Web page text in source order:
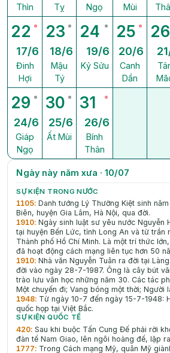
Thìn
Tỵ
Ngọ
Mùi
22
17/6
Đinh
Hợi
23
18/6
Mậu
Tý
24
19/6
Kỷ Sửu
25
20/6
Canh
Dần
26
29
24/6
Giáp
Ngọ
30
25/6
Ất Mùi
31
26/6
Bính
Thân
Ngày này năm xưa · 10/07
SỰ KIỆN TRONG NƯỚC
1105:Danh tướng Lý Thường Kiệt sinh
Biên, huyện Gia Lâm, Hà Nội, qua đời.
1910:Ngày sinh luật sư yêu nước Nguyễn
tại huyện Bến Lức, tỉnh Long An và từ trần
Thành phố Hồ Chí Minh. Là một trí thức
đã hoạt động cách mạng liên tục hơn 50
1910:Nhà văn Nguyễn Tuân ra đời tại
đời vào ngày 28-7-1987. Ông là cây bút
trào lưu văn học những năm 30. Các tác
Một chuyến đi; Vang bóng một thời; Người
1948: Từ ngày 10-7 đến ngày 15-7-1948:
quốc họp tại Việt Bắc.
SỰ KIỆN QUỐC TẾ
420:Sau khi buộc Tấn Cung Đế phải rời
đàn tế Nam Giao, lên ngôi hoàng đế, lập
1777: Trong Cách mạng Mỹ, quân Mỹ